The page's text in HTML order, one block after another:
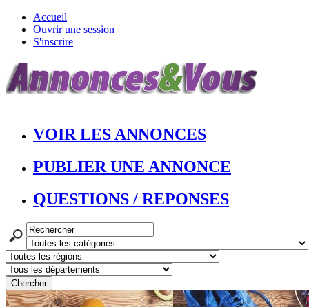
Accueil
Ouvrir une session
S'inscrire
VOIR LES ANNONCES
PUBLIER UNE ANNONCE
QUESTIONS / REPONSES